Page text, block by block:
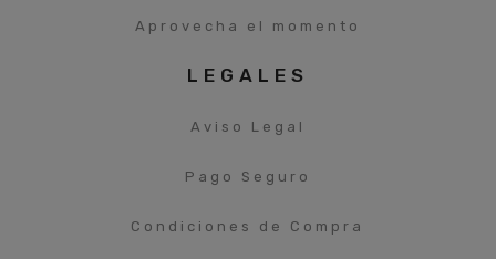
Aprovecha el momento
LEGALES
Aviso Legal
Pago Seguro
Condiciones de Compra